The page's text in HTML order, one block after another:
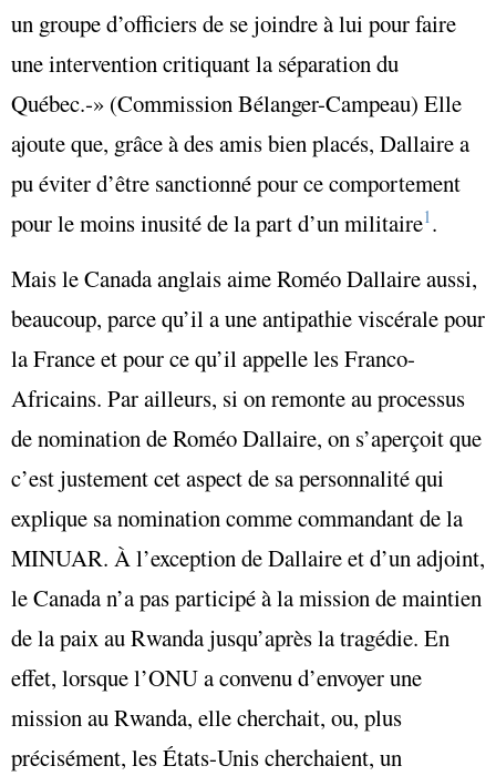
un groupe d’officiers de se joindre à lui pour faire
une intervention critiquant la séparation du
Québec.‑» (Commission Bélanger-Campeau) Elle
ajoute que, grâce à des amis bien placés, Dallaire a
pu éviter d’être sanctionné pour ce comportement
pour le moins inusité de la part d’un militaire1 .
Mais le Canada anglais aime Roméo Dallaire aussi,
beaucoup, parce qu’il a une antipathie viscérale pour
la France et pour ce qu’il appelle les Franco-
Africains. Par ailleurs, si on remonte au processus
de nomination de Roméo Dallaire, on s’aperçoit que
c’est justement cet aspect de sa personnalité qui
explique sa nomination comme commandant de la
MINUAR. À l’exception de Dallaire et d’un adjoint,
le Canada n’a pas participé à la mission de maintien
de la paix au Rwanda jusqu’après la tragédie. En
effet, lorsque l’ONU a convenu d’envoyer une
mission au Rwanda, elle cherchait, ou, plus
précisément, les États-Unis cherchaient, un